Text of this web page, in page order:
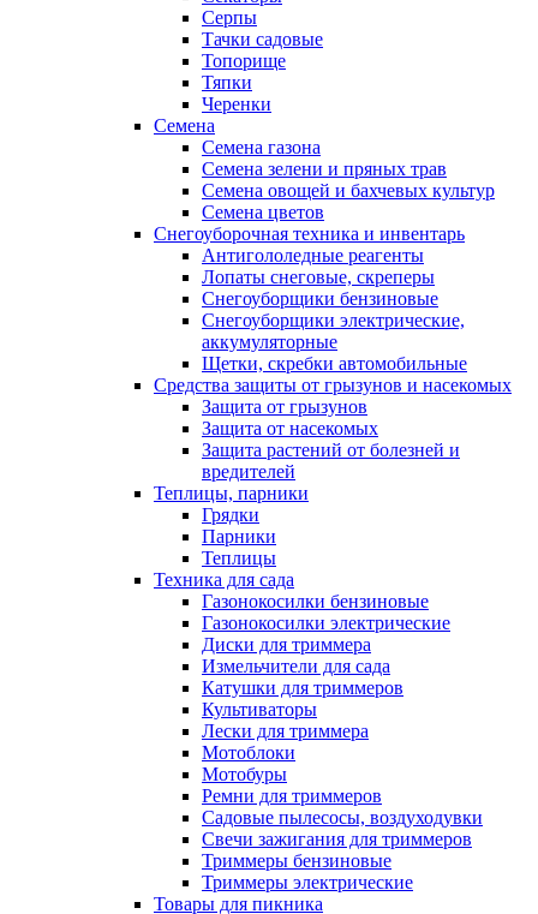
Серпы
Тачки садовые
Топорище
Тяпки
Черенки
Семена
Семена газона
Семена зелени и пряных трав
Семена овощей и бахчевых культур
Семена цветов
Снегоуборочная техника и инвентарь
Антигололедные реагенты
Лопаты снеговые, скреперы
Снегоуборщики бензиновые
Снегоуборщики электрические,
аккумуляторные
Щетки, скребки автомобильные
Средства защиты от грызунов и насекомых
Защита от грызунов
Защита от насекомых
Защита растений от болезней и
вредителей
Теплицы, парники
Грядки
Парники
Теплицы
Техника для сада
Газонокосилки бензиновые
Газонокосилки электрические
Диски для триммера
Измельчители для сада
Катушки для триммеров
Культиваторы
Лески для триммера
Мотоблоки
Мотобуры
Ремни для триммеров
Садовые пылесосы, воздуходувки
Свечи зажигания для триммеров
Триммеры бензиновые
Триммеры электрические
Товары для пикника